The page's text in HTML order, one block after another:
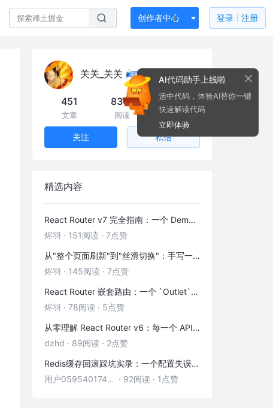
创作者中心 登录 注册
关关_关关
451
文章
830k
阅读
671
粉丝
关注 私信
精选内容
React Router v7 完全指南：一个 Demo 吃透前端路由
烬羽 · 151阅读 · 7点赞
从"整个页面刷新"到"丝滑切换"：手写一个 HashRouter 彻底搞懂前端路由
烬羽 · 145阅读 · 7点赞
React Router 嵌套路由：一个 `Outlet` 引发的布局思考
烬羽 · 78阅读 · 5点赞
从零理解 React Router v6：每一个 API 都是怎么工作的
dzhd · 89阅读 · 2点赞
Redis缓存回滚踩坑实录：一个配置失误，让我在凌晨3点丢了3000条数据
用户05954017446 · 92阅读 · 1点赞
AI代码助手上线啦
选中代码，体验AI替你一键
快速解读代码
立即体验